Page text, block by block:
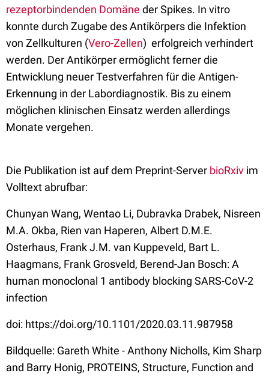
rezeptorbindenden Domäne der Spikes. In vitro
konnte durch Zugabe des Antikörpers die Infektion
von Zellkulturen (Vero-Zellen) erfolgreich verhindert
werden. Der Antikörper ermöglicht ferner die
Entwicklung neuer Testverfahren für die Antigen-
Erkennung in der Labordiagnostik. Bis zu einem
möglichen klinischen Einsatz werden allerdings
Monate vergehen.
Die Publikation ist auf dem Preprint-Server bioRxiv im
Volltext abrufbar:
Chunyan Wang, Wentao Li, Dubravka Drabek, Nisreen
M.A. Okba, Rien van Haperen, Albert D.M.E.
Osterhaus, Frank J.M. van Kuppeveld, Bart L.
Haagmans, Frank Grosveld, Berend-Jan Bosch: A
human monoclonal 1 antibody blocking SARS-CoV-2
infection
doi: https://doi.org/10.1101/2020.03.11.987958
Bildquelle: Gareth White - Anthony Nicholls, Kim Sharp
and Barry Honig, PROTEINS, Structure, Function and